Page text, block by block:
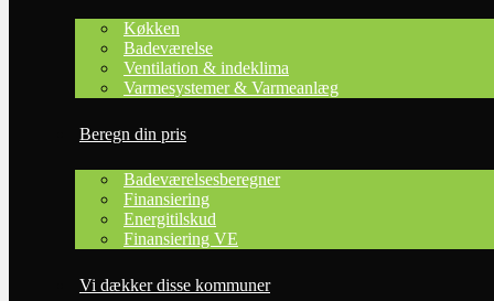
Køkken
Badeværelse
Ventilation & indeklima
Varmesystemer & Varmeanlæg
Beregn din pris
Badeværelsesberegner
Finansiering
Energitilskud
Finansiering VE
Vi dækker disse kommuner